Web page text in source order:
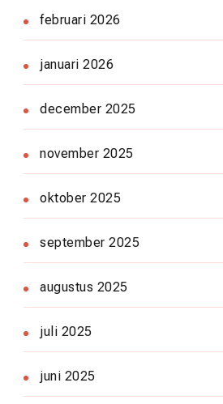
februari 2026
januari 2026
december 2025
november 2025
oktober 2025
september 2025
augustus 2025
juli 2025
juni 2025